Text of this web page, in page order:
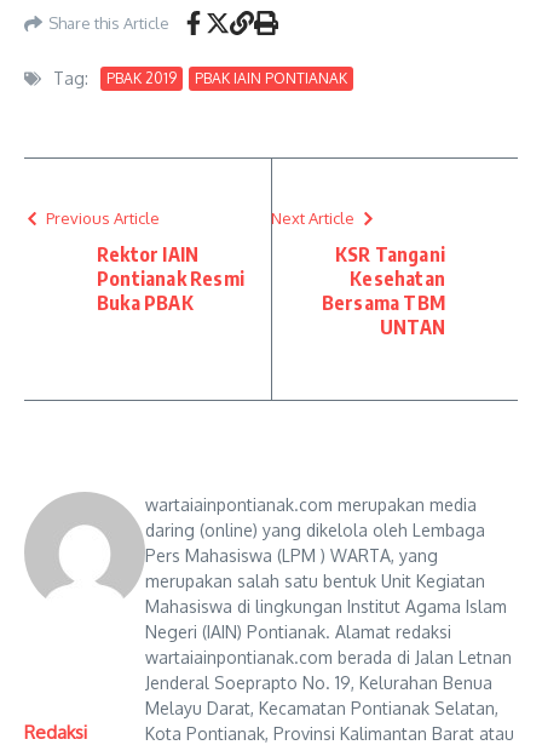
Share this Article
Tag: PBAK 2019 PBAK IAIN PONTIANAK
Previous Article
Rektor IAIN
Pontianak Resmi
Buka PBAK
Next Article
KSR Tangani
Kesehatan
Bersama TBM
UNTAN
Redaksi
wartaiainpontianak.com merupakan media
daring (online) yang dikelola oleh Lembaga
Pers Mahasiswa (LPM ) WARTA, yang
merupakan salah satu bentuk Unit Kegiatan
Mahasiswa di lingkungan Institut Agama Islam
Negeri (IAIN) Pontianak. Alamat redaksi
wartaiainpontianak.com berada di Jalan Letnan
Jenderal Soeprapto No. 19, Kelurahan Benua
Melayu Darat, Kecamatan Pontianak Selatan,
Kota Pontianak, Provinsi Kalimantan Barat atau